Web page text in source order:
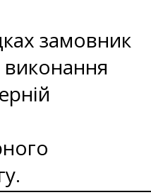
замовник